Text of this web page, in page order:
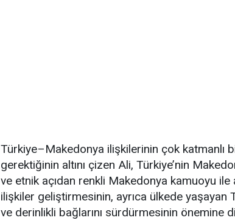
Türkiye–Makedonya ilişkilerinin çok katmanlı
gerektiğinin altını çizen Ali, Türkiye’nin
ve etnik açıdan renkli Makedonya kamuoyu ile
ilişkiler geliştirmesinin, ayrıca ülkede yaşayan
ve derinlikli bağlarını sürdürmesinin önemine